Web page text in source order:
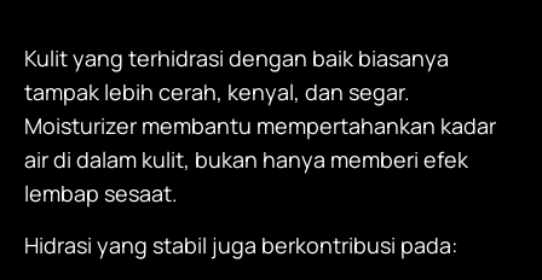
Kulit yang terhidrasi dengan baik biasanya
tampak lebih cerah, kenyal, dan segar.
Moisturizer membantu mempertahankan kadar
air di dalam kulit, bukan hanya memberi efek
lembap sesaat.
Hidrasi yang stabil juga berkontribusi pada: